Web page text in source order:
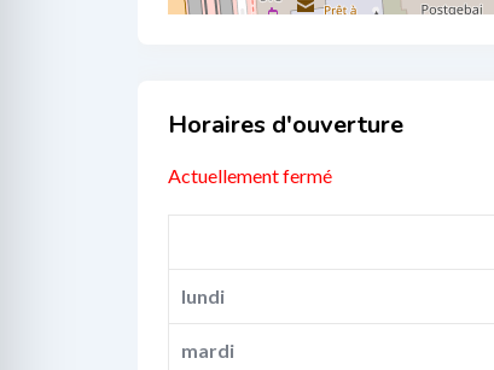
Business Hours
Actuellement fermé
lundi
mardi